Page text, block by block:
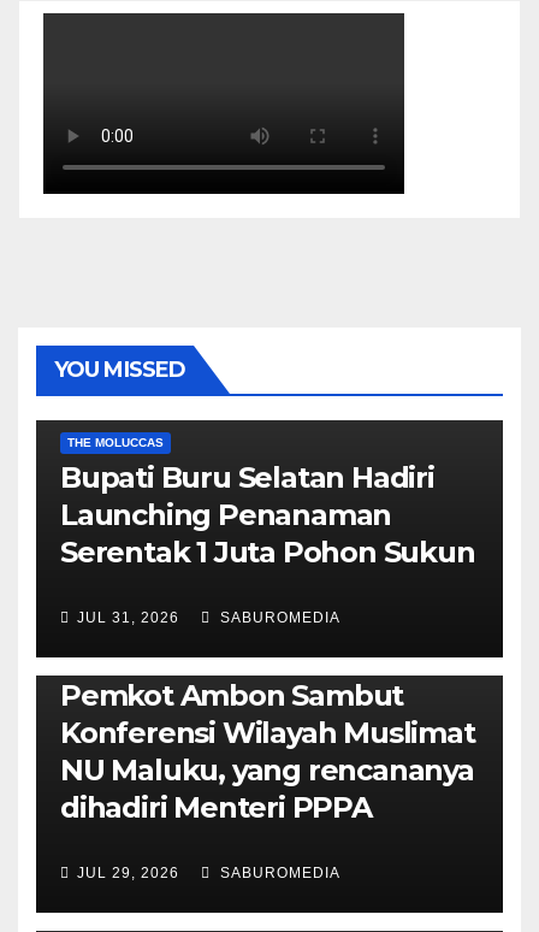
YOU MISSED
THE MOLUCCAS
Bupati Buru Selatan Hadiri
Launching Penanaman
Serentak 1 Juta Pohon Sukun
JUL 31, 2026 SABUROMEDIA
AMBON METRO JURNALISME AKTIVIS
POLITIK & PEMERINTAHAN
Pemkot Ambon Sambut
Konferensi Wilayah Muslimat
NU Maluku, yang rencananya
dihadiri Menteri PPPA
JUL 29, 2026 SABUROMEDIA
AMBON METRO POLITIK & PEMERINTAHAN